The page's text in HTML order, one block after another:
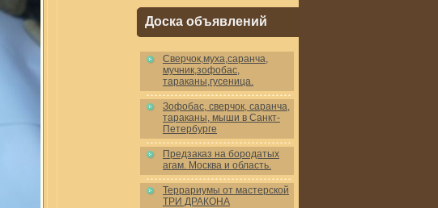
Доска объявлений
Cверчок,муха,саранча,
мучник,зофобас,
тараканы,гусеница.
Зофобас, сверчок, саранча,
тараканы, мыши в Санкт-
Петербурге
Предзаказ на бородатых
агам. Москва и область.
Террариумы от мастерской
ТРИ ДРАКОНА